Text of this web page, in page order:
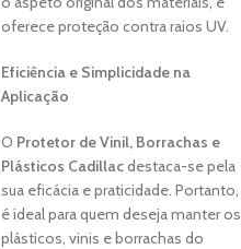
oferece proteção contra raios UV.
Eficiência e Simplicidade na
Aplicação
O Protetor de Vinil, Borrachas e
Plásticos Cadillacdestaca-se pela
sua eficácia e praticidade. Portanto,
é ideal para quem deseja manter os
plásticos, vinis e borrachas do